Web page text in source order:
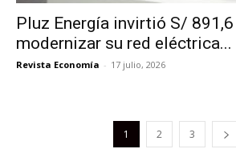
Pluz Energía invirtió S/
modernizar su red eléctrica...
Revista Economía - 17 julio, 2026
1 2 3